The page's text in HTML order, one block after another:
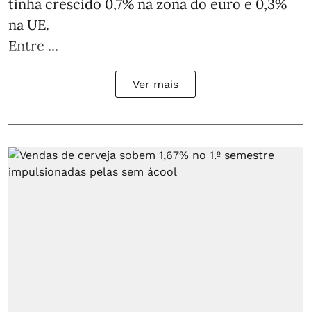
tinha crescido 0,7% na zona do euro e 0,3%
na UE.
Entre ...
Ver mais